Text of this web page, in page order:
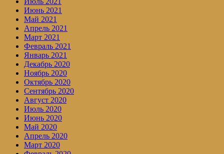
Июнь 2021
Май 2021
Апрель 2021
Март 2021
Февраль 2021
Январь 2021
Декабрь 2020
Ноябрь 2020
Октябрь 2020
Сентябрь 2020
Август 2020
Июль 2020
Июнь 2020
Май 2020
Апрель 2020
Март 2020